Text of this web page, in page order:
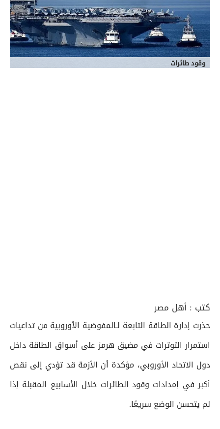
وقود طائرات
كتب : أهل مصر
حذرت إدارة الطاقة التابعة لـالمفوضية الأوروبية من تداعيات
استمرار التوترات في مضيق هرمز على أسواق الطاقة داخل
دول الاتحاد الأوروبي، مؤكدة أن الأزمة قد تؤدي إلى نقص
أكبر في إمدادات وقود الطائرات خلال الأسابيع المقبلة إذا
لم يتحسن الوضع سريعًا.